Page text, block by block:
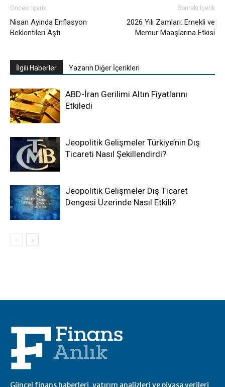
Önceki İçerik
Nisan Ayında Enflasyon
Beklentileri Aştı
Sonraki İçerik
2026 Yılı Zamları: Emekli ve
Memur Maaşlarına Etkisi
İlgili Haberler Yazarın Diğer İçerikleri
ABD-İran Gerilimi Altın Fiyatlarını
Etkiledi
Jeopolitik Gelişmeler Türkiye’nin Dış
Ticareti Nasıl Şekillendirdi?
Jeopolitik Gelişmeler Dış Ticaret
Dengesi Üzerinde Nasıl Etkili?
Güncel finans haberleri, yatırım analizleri ve piyasa verileri